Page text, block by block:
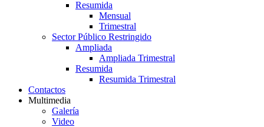
Resumida
Mensual
Trimestral
Sector Público Restringido
Ampliada
Ampliada Trimestral
Resumida
Resumida Trimestral
Contactos
Multimedia
Galería
Video